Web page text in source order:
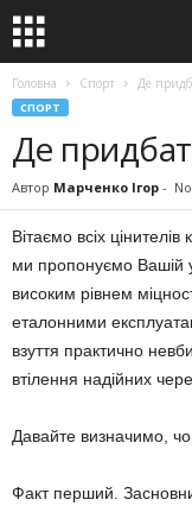
Головна Спорт Де
СПОРТ
Де
Автор Марченко Ігор -
Вітаємо всіх
ми пропонуємо Вашій
високим рівнем
еталонними
взуття практично
втілення надійних
Давайте визначимо,
Факт перший.